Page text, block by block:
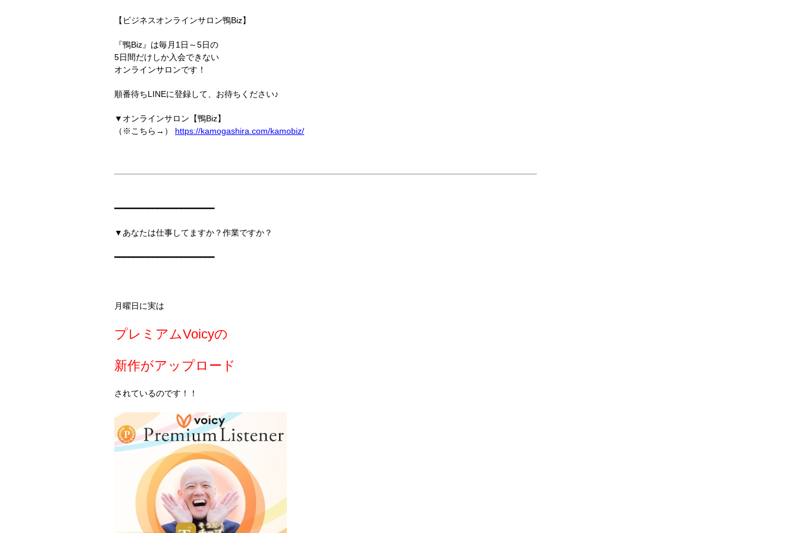
【ビジネスオンラインサロン鴨Biz】
『鴨Biz』は毎月1日～5日の
5日間だけしか入会できない
オンラインサロンです！
順番待ちLINEに登録して、お待ちください♪
▼オンラインサロン【鴨Biz】
（※こちら→） https://kamogashira.com/kamobiz/
━━━━━━━━━━━━━━━━━━━━━
▼あなたは仕事してますか？作業ですか？
━━━━━━━━━━━━━━━━━━━━━
月曜日に実は
プレミアムVoicyの
新作がアップロード
されているのです！！